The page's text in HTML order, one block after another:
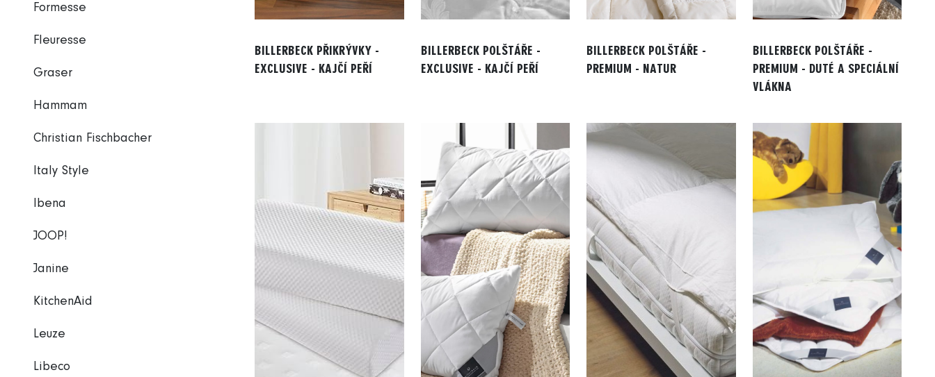
BILLERBECK PŘIKRÝVKY -
EXCLUSIVE - KAJČÍ PEŘÍ
BILLERBECK POLŠTÁŘE -
EXCLUSIVE - KAJČÍ PEŘÍ
BILLERBECK POLŠTÁŘE -
PREMIUM - NATUR
BILLERBECK POLŠTÁŘE -
PREMIUM - DUTÉ A SPECIÁLNÍ
VLÁKNA
Formesse
Fleuresse
Graser
Hammam
Christian Fischbacher
Italy Style
Ibena
JOOP!
Janine
KitchenAid
Leuze
Libeco